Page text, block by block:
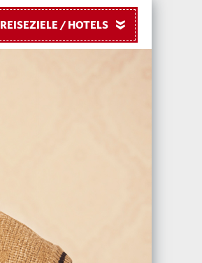
REISEZIELE / HOTELS »